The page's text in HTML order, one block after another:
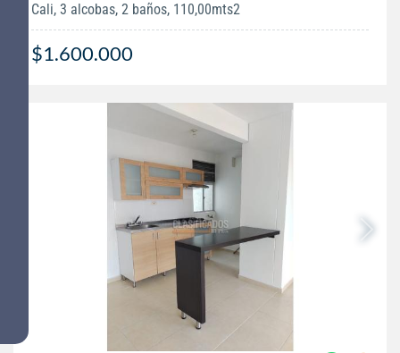
Cali, 3 alcobas, 2 baños, 110,00mts2
$1.600.000